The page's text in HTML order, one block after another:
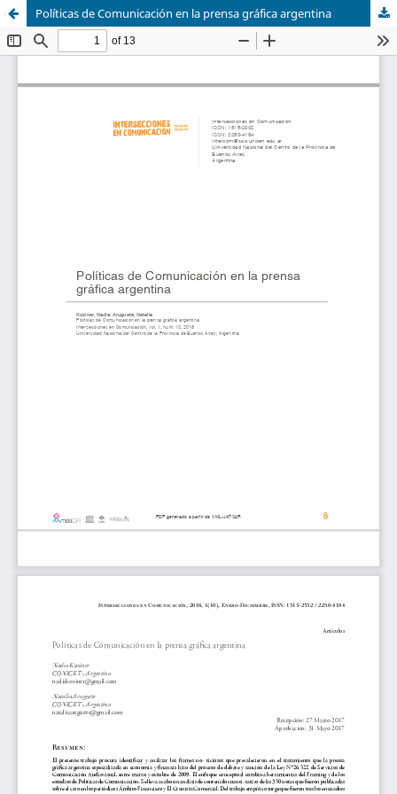
Políticas de Comunicación en la prensa gráfica argentina